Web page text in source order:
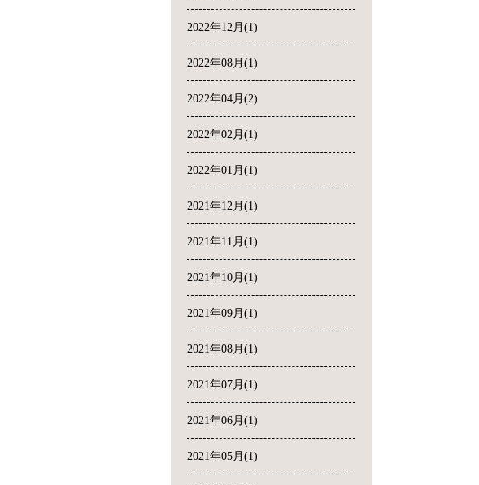
2022年12月(1)
2022年08月(1)
2022年04月(2)
2022年02月(1)
2022年01月(1)
2021年12月(1)
2021年11月(1)
2021年10月(1)
2021年09月(1)
2021年08月(1)
2021年07月(1)
2021年06月(1)
2021年05月(1)